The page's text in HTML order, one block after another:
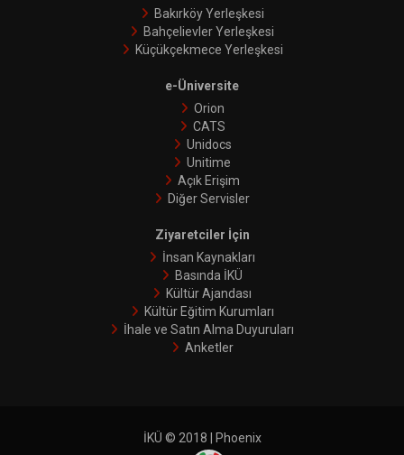
Bakırköy Yerleşkesi
Bahçelievler Yerleşkesi
Küçükçekmece Yerleşkesi
e-Üniversite
Orion
CATS
Unidocs
Unitime
Açık Erişim
Diğer Servisler
Ziyaretciler İçin
İnsan Kaynakları
Basında İKÜ
Kültür Ajandası
Kültür Eğitim Kurumları
İhale ve Satın Alma Duyuruları
Anketler
İKÜ © 2018 | Phoenix